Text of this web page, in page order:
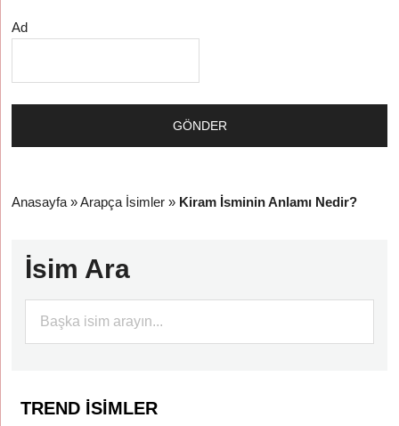
Ad
Anasayfa »Arapça İsimler » Kiram İsminin Anlamı Nedir?
İsim Ara
TREND İSIMLER